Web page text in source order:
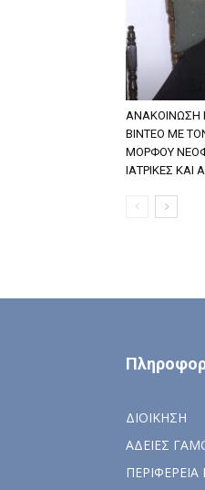
ΑΝΑΚΟΙΝΩΣΗ
ΒΙΝΤΕΟ ΜΕ
ΜΟΡΦΟΥ
ΙΑΤΡΙΚΕΣ
ΔΙΟΙΚΗΣΗ
ΑΔΕΙΕΣ
ΠΕΡΙΦΕΡΕΙΑ